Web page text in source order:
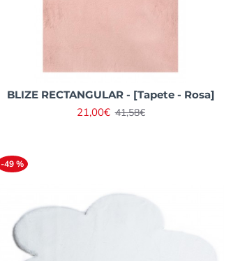
BLIZE RECTANGULAR - [Tapete - Rosa]
21,00€ 41,58€
-49 %